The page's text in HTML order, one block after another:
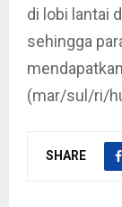
di lobi lantai
sehingga
(mar/sul/ri/
SHARE